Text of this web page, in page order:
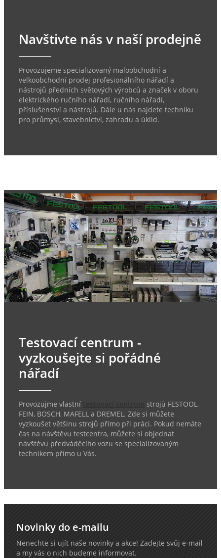
Navštivte nás v naší prodejně
Provozujeme specializovaný maloobchodní a
velkoobchodní prodej profesionálního nářadí a
nástrojů předních světových výrobců a značek v oboru
elektrického ručního nářadí, ručního nářadí,
příslušenství a nástrojů. Dále u nás najdete techniku
pro průmysl, stavebnictví, zahradu a úklid.
Testovací centrum -
vyzkoušejte si pořádné
nářadí
Provozujme vlastní
strojů FESTOOL,
FEIN, BOSCH, MAFELL a DREMEL. Zde si můžete
vyzkoušet většinu strojů přímo při práci. Pokud nemáte
čas na návštěvu testcentra, můžete si objednat
návštěvu předváděcího vozu se specializovaným
technikem přímo u Vás.
Novinky do e-mailu
Nenechte si ujít naše novinky a akce! Zadejte svůj e-mail
a my vás o nich budeme informovat.